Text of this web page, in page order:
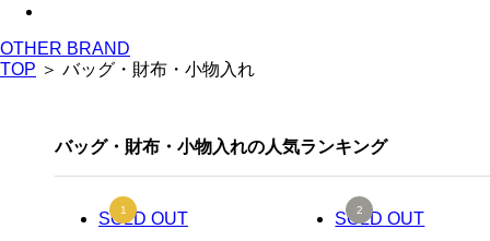
OTHER BRAND
TOP ＞ バッグ・財布・小物入れ
バッグ・財布・小物入れの人気ランキング
SOLD OUT
SOLD OUT